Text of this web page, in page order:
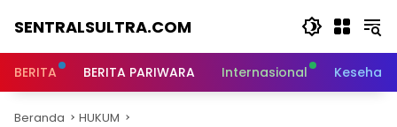
SENTRALSULTRA.COM
BERITA BERITA PARIWARA Internasional
Beranda HUKUM